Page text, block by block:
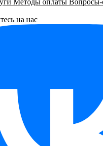
Методы оплаты Вопросы-
на нас